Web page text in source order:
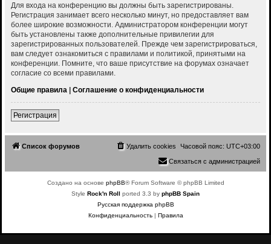
Для входа на конференцию вы должны быть зарегистрированы.
Регистрация занимает всего несколько минут, но предоставляет вам
более широкие возможности. Администратором конференции могут
быть установлены также дополнительные привилегии для
зарегистрированных пользователей. Прежде чем зарегистрироваться,
вам следует ознакомиться с правилами и политикой, принятыми на
конференции. Помните, что ваше присутствие на форумах означает
согласие со всеми правилами.
Общие правила | Соглашение о конфиденциальности
Регистрация
Список форумов Часовой пояс: UTC+03:00
Удалить cookies
Связаться с администрацией
Создано на основе phpBB® Forum Software © phpBB Limited
Style Rock'n Roll ported 3.3 by phpBB Spain
Русская поддержка phpBB
Конфиденциальность| Правила